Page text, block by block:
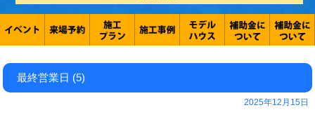
最終営業日 (5)
2025年12月15日